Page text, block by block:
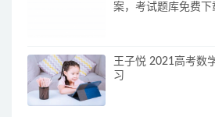
案，考试题库免费下
王子悦 2021高考数
习